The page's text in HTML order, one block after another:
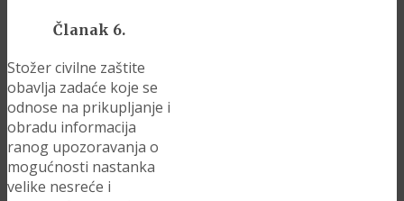
Članak 6.
Stožer civilne zaštite
obavlja zadaće koje se
odnose na prikupljanje i
obradu informacija
ranog upozoravanja o
mogućnosti nastanka
velike nesreće i